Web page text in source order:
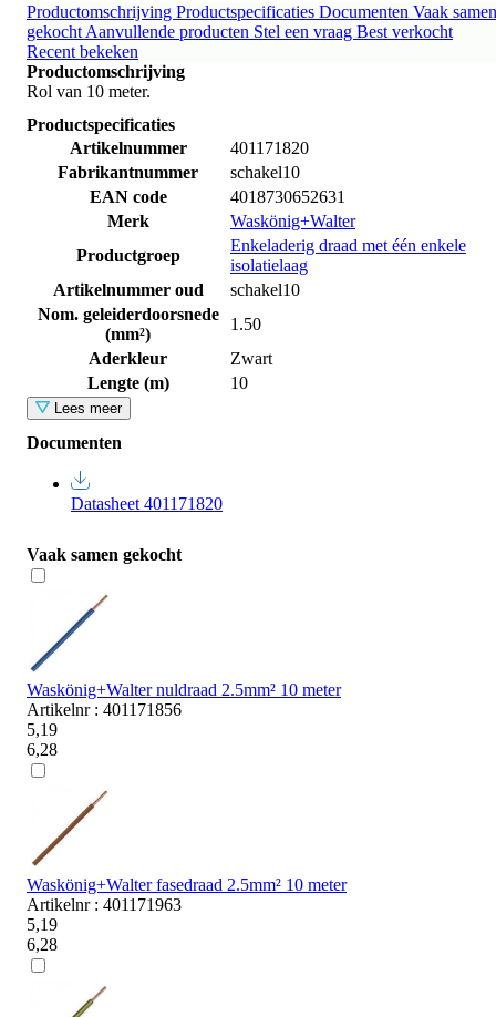
Productomschrijving Productspecificaties Documenten Vaak samen
gekocht Aanvullende producten Stel een vraag Best verkocht
Recent bekeken
Productomschrijving
Rol van 10 meter.
Productspecificaties
Artikelnummer
401171820
Fabrikantnummer
schakel10
EAN code
4018730652631
Merk
Waskönig+Walter
Productgroep
Enkeladerig draad met één enkele
isolatielaag
Artikelnummer oud
schakel10
Nom. geleiderdoorsnede
(mm²)
1.50
Aderkleur
Zwart
Lengte (m)
10
Lees meer
Documenten
Datasheet 401171820
Vaak samen gekocht
Waskönig+Walter nuldraad 2.5mm² 10 meter
Artikelnr : 401171856
5,19
6,28
Waskönig+Walter fasedraad 2.5mm² 10 meter
Artikelnr : 401171963
5,19
6,28